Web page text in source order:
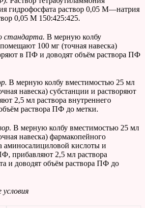
гидрофосфата раствор 0,05 М—натрия
0,05 М 150:425:425.
стандарта. В мерную колбу
100 мг (точная навеска)
в ПФ и доводят объём раствора ПФ
В мерную колбу вместимостью 25 мл
навеска) субстанции и растворяют
2,5 мл раствора внутреннего
раствора ПФ до метки.
В мерную колбу вместимостью 25 мл
навеска) фармакопейного
аминосалициловой кислоты и
прибавляют 2,5 мл раствора
и доводят объём раствора ПФ до